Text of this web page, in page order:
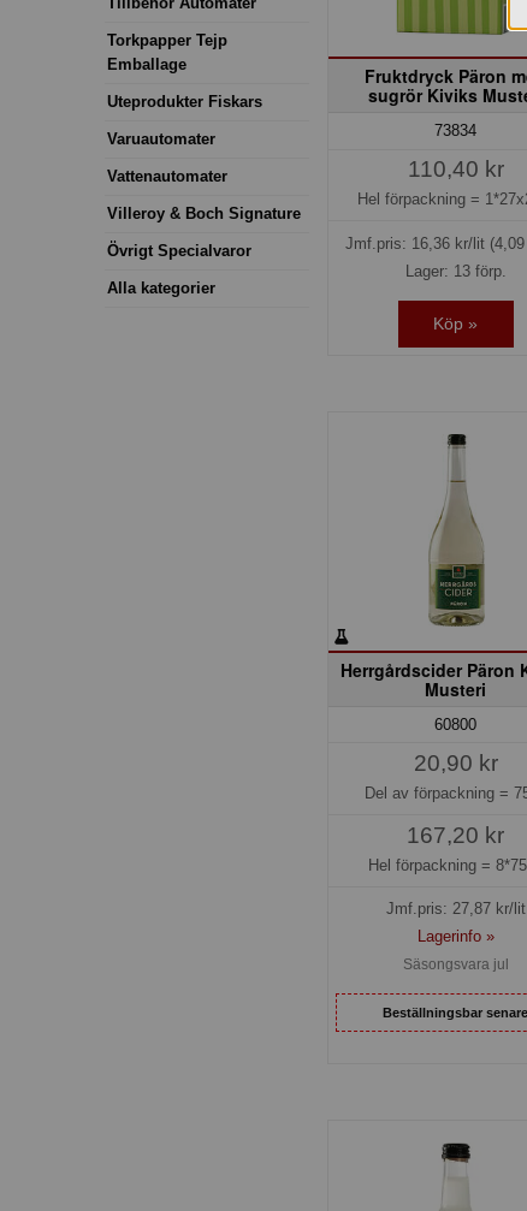
Torkpapper Tejp
Emballage
Uteprodukter Fiskars
Varuautomater
Vattenautomater
Villeroy & Boch Signature
Övrigt Specialvaror
Alla kategorier
Fruktdryck Päron
sugrör Kiviks
73834
110,40 kr
Hel förpackning =
Jmf.pris: 16,36 kr/lit
Lager: 13 förp.
Köp »
Herrgårdscider Päron
Musteri
60800
20,90 kr
Del av förpackning =
167,20 kr
Hel förpackning =
Jmf.pris: 27,87kr/lit
Lagerinfo »
Säsongsvara jul
Beställningsbar senare